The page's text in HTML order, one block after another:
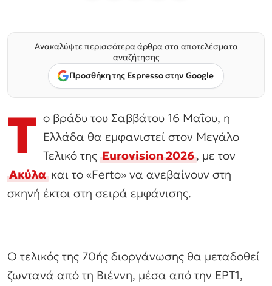
Ανακαλύψτε περισσότερα άρθρα στα αποτελέσματα
αναζήτησης
Προσθήκη της Espresso στην Google
Τ ο βράδυ του Σαββάτου 16 Μαΐου, η
Ελλάδα θα εμφανιστεί στον Μεγάλο
Τελικό τηςEurovision 2026, με τον
Ακύλακαι το «Ferto» να ανεβαίνουν στη
σκηνή έκτοι στη σειρά εμφάνισης.
Ο τελικός της 70ής διοργάνωσης θα μεταδοθεί
ζωντανά από τη Βιέννη, μέσα από την ΕΡΤ1,